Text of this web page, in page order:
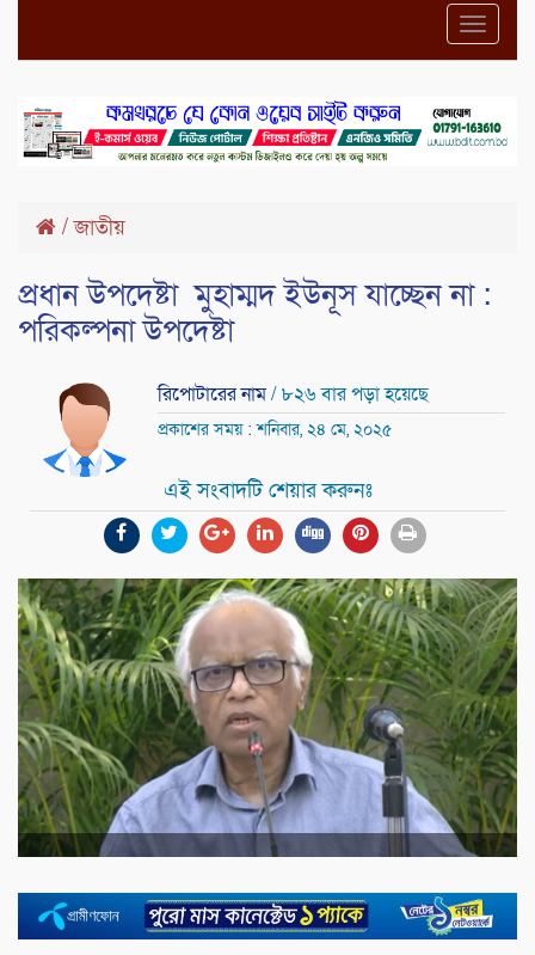
/জাতীয়
প্রধান উপদেষ্টা মুহাম্মদ ইউনূস যাচ্ছেন না :
পরিকল্পনা উপদেষ্টা
রিপোটারের নাম/ ৮২৬ বার পড়া হয়েছে
প্রকাশের সময় : শনিবার, ২৪ মে, ২০২৫
এই সংবাদটি শেয়ার করুনঃ